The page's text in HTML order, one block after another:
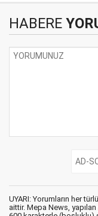
HABERE
UYARI: Yorumların her
aittir. Mepa News,